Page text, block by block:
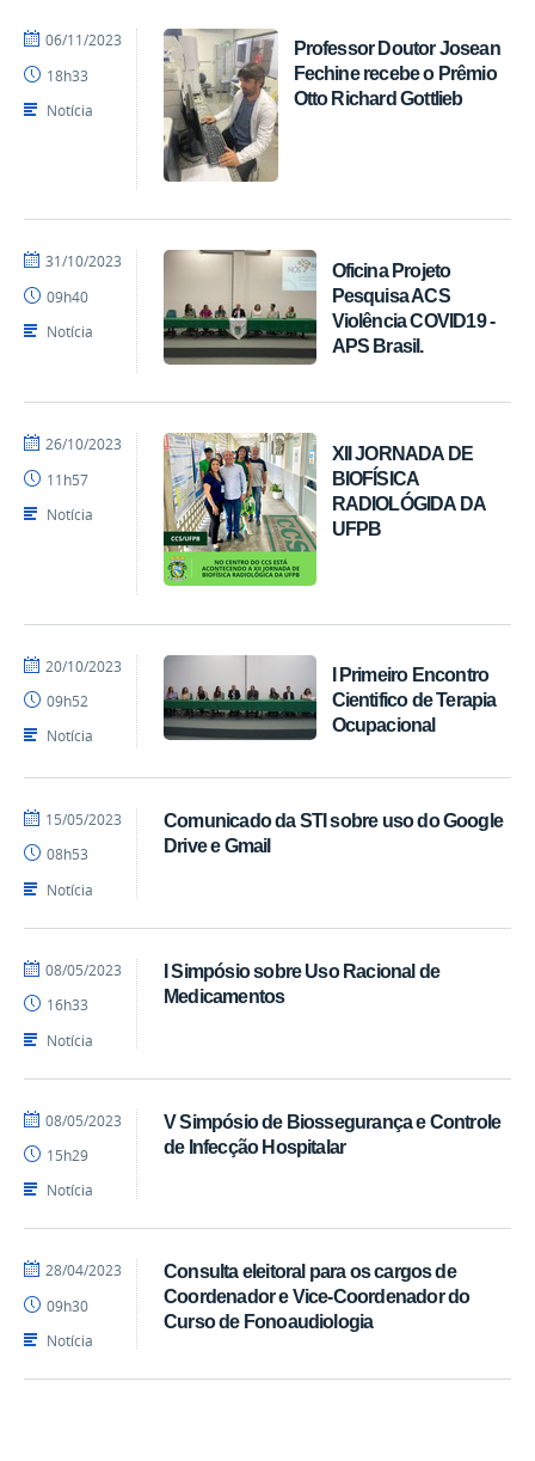
Professor Doutor Josean
Fechine recebe o Prêmio
Otto Richard Gottlieb
por
-
CCS
publicado
06/11/2023
18h33
Notícia
Oficina Projeto
Pesquisa ACS
Violência COVID19 -
APS Brasil.
por
-
CCS
publicado
31/10/2023
09h40
Notícia
XII JORNADA DE
BIOFÍSICA
RADIOLÓGIDA DA
UFPB
por
-
CCS
publicado
26/10/2023
11h57
Notícia
I Primeiro Encontro
Cientifico de Terapia
Ocupacional
por
-
CCS
publicado
20/10/2023
09h52
Notícia
Comunicado da STI sobre uso do Google
Drive e Gmail
por
Batista
publicado
15/05/2023
08h53
Notícia
I Simpósio sobre Uso Racional de
Medicamentos
por
-
CCS
publicado
08/05/2023
16h33
Notícia
V Simpósio de Biossegurança e Controle
de Infecção Hospitalar
por
-
CCS
publicado
08/05/2023
15h29
Notícia
Consulta eleitoral para os cargos de
Coordenador e Vice-Coordenador do
Curso de Fonoaudiologia
por
publicado
28/04/2023
09h30
Notícia